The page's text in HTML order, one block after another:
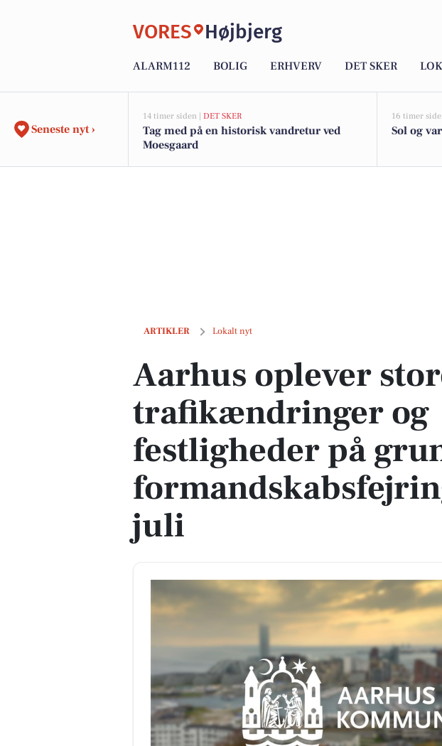
VORES Højbjerg
ALARM112 BOLIG ERHVERV DET SKER
Seneste nyt ›
14 timer siden | DET SKER
Tag med på en historisk vandretur ved
Moesgaard
16 timer
Sol og
ARTIKLER Lokalt nyt
Aarhus oplever store trafikændringer og festligheder på grund af EU-
Aarhus oplever
trafikændringer og
festligheder på
juli